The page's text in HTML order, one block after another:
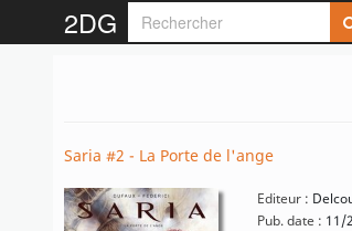
2DG
Saria #2 - La Porte de l'ange
Editeur :
Pub. date : 11/